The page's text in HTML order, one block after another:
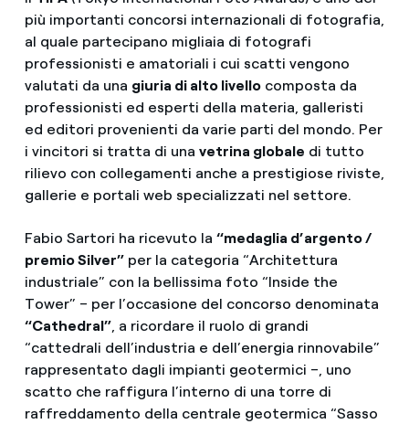
più importanti concorsi internazionali di fotografia,
al quale partecipano migliaia di fotografi
professionisti e amatoriali i cui scatti vengono
valutati da una giuria di alto livellocomposta da
professionisti ed esperti della materia, galleristi
ed editori provenienti da varie parti del mondo. Per
i vincitori si tratta di una vetrina globale di tutto
rilievo con collegamenti anche a prestigiose riviste,
gallerie e portali web specializzati nel settore.
Fabio Sartori ha ricevuto la “medaglia d’argento /
premio Silver”per la categoria “Architettura
industriale” con la bellissima foto “Inside the
Tower” – per l’occasione del concorso denominata
“Cathedral”, a ricordare il ruolo di grandi
“cattedrali dell’industria e dell’energia rinnovabile”
rappresentato dagli impianti geotermici –, uno
scatto che raffigura l’interno di una torre di
raffreddamento della centrale geotermica “Sasso